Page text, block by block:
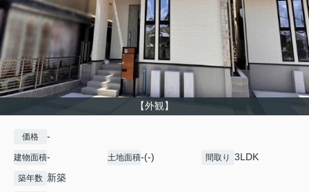
【外観】
価格 -
建物面積- 土地面積-(-) 間取り 3LDK
築年数 新築